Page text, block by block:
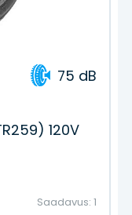
75 dB
120V
Saadavus: 1